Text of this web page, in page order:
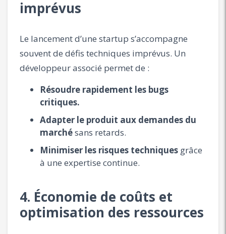
imprévus
Le lancement d’une startup s’accompagne
souvent de défis techniques imprévus. Un
développeur associé permet de :
Résoudre rapidement les bugs
critiques.
Adapter le produit aux demandes du
marchésans retards.
Minimiser les risques techniques grâce
à une expertise continue.
4. Économie de coûts et
optimisation des ressources